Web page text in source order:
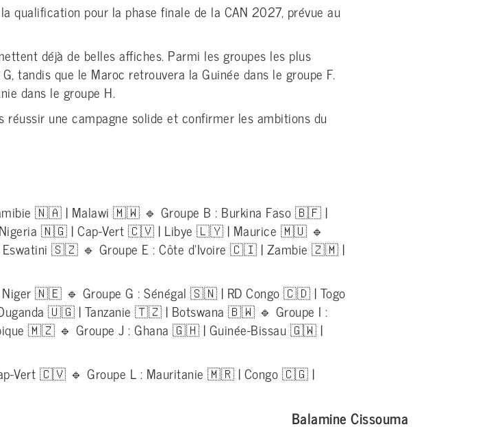
qualification pour la phase finale de la CAN 2027, prévue au
déjà de belles affiches. Parmi les groupes les plus
tandis que le Maroc retrouvera la Guinée dans le groupe F.
dans le groupe H.
une campagne solide et confirmer les ambitions du
🇳🇦 | Malawi 🇲🇼 🔹 Groupe B : Burkina Faso 🇧🇫 |
🇳🇬 | Cap-Vert 🇨🇻 | Libye 🇱🇾 | Maurice 🇲🇺 🔹
🇸🇿 🔹 Groupe E : Côte d’Ivoire 🇨🇮 | Zambie 🇿🇲 |
🇳🇪 🔹 Groupe G : Sénégal 🇸🇳 | RD Congo 🇨🇩 | Togo
🇺🇬 | Tanzanie 🇹🇿 | Botswana 🇧🇼 🔹 Groupe I :
🇲🇿 🔹 Groupe J : Ghana 🇬🇭 | Guinée-Bissau 🇬🇼 |
Vert 🇨🇻 🔹 Groupe L : Mauritanie 🇲🇷 | Congo 🇨🇬 |
Balamine Cissouma